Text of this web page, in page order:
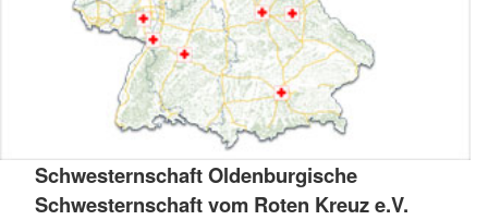
Schwesternschaft Oldenburgische
Schwesternschaft vom Roten Kreuz e.V.